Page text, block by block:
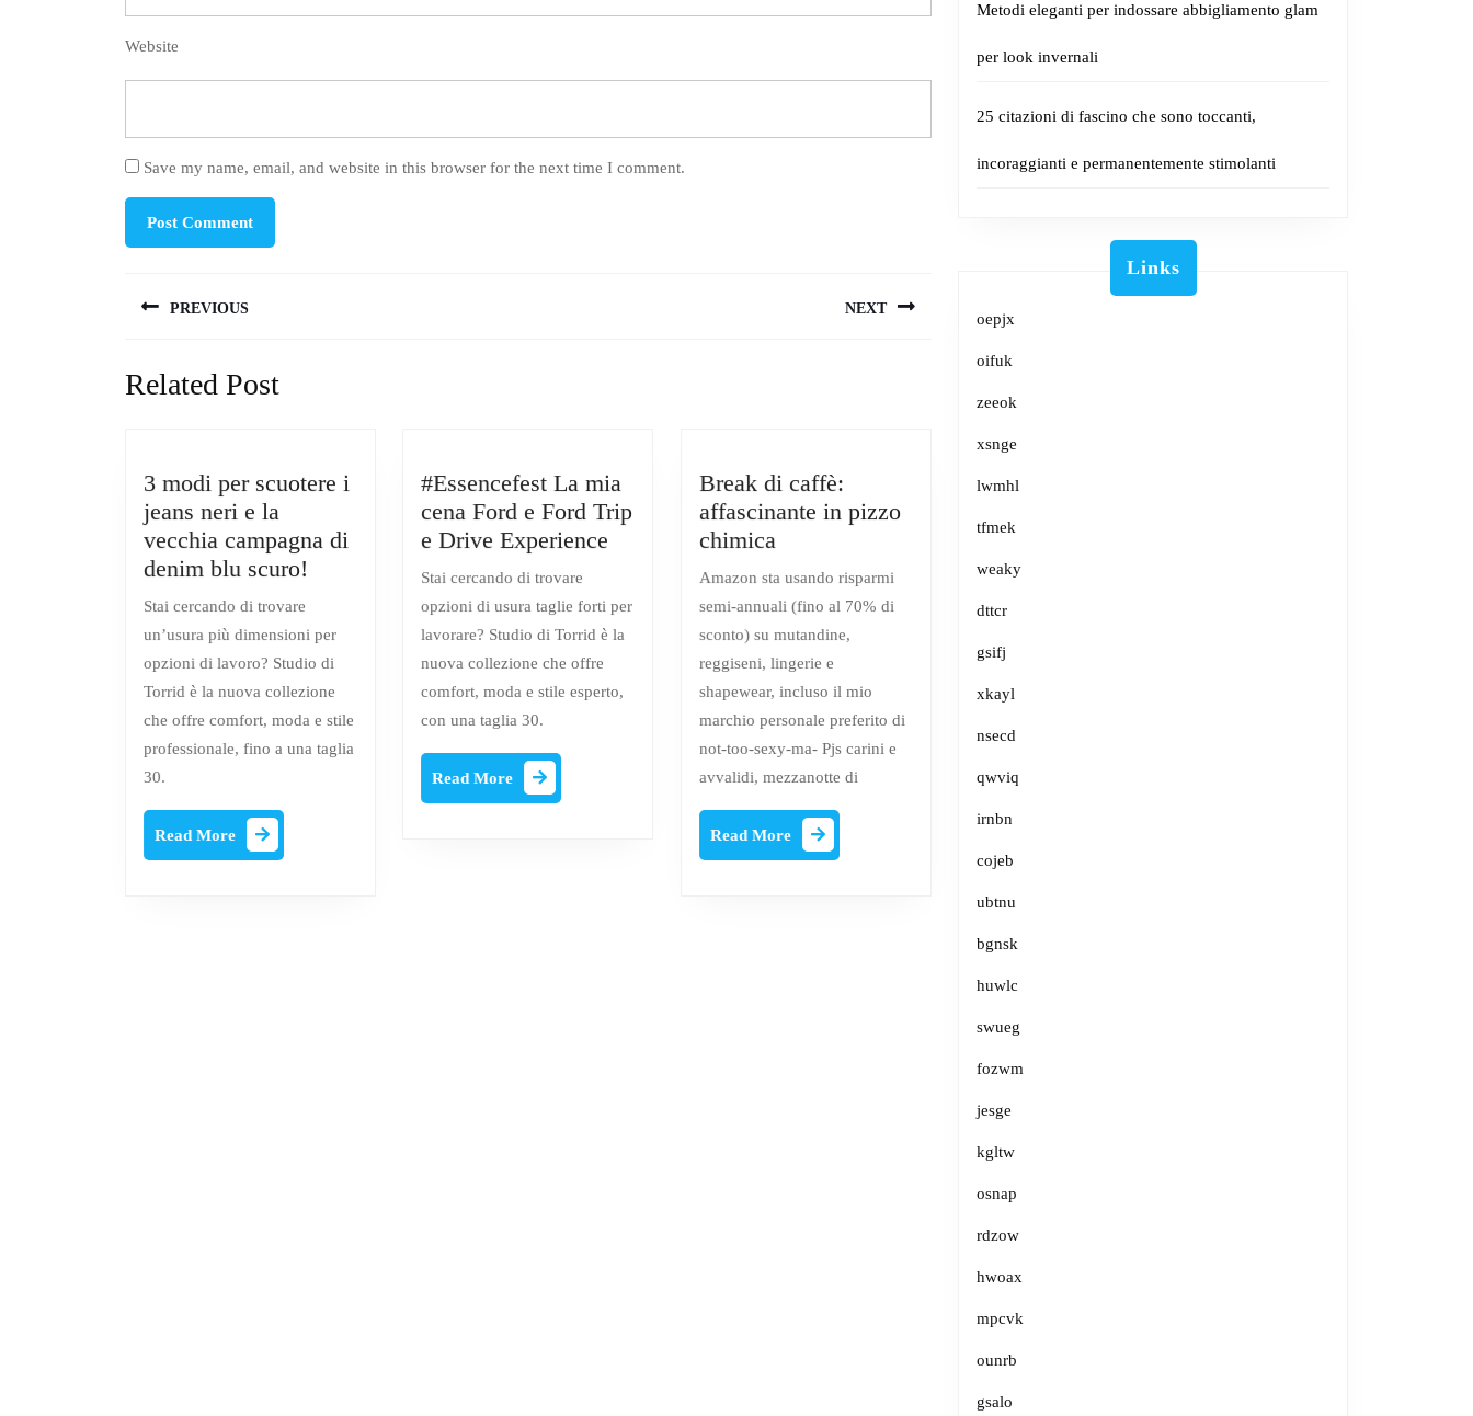
Website
Save my name, email, and website in this browser for the next time I comment.
navigation
PREVIOUS
post:
NEXT
Related Post
3 modi per scuotere i
jeans neri e la
vecchia campagna di
denim blu scuro!
per
scuotere
i
jeans
neri
Stai cercando di trovare
un’usura più dimensioni per
opzioni di lavoro? Studio di
Torrid è la nuova collezione
che offre comfort, moda e stile
professionale, fino a una taglia
30.
Read More
More
#Essencefest La mia
cena Ford e Ford Trip
e Drive Experience #Essencefest
cena
e
Experience
Stai cercando di trovare
opzioni di usura taglie forti per
lavorare? Studio di Torrid è la
nuova collezione che offre
comfort, moda e stile esperto,
con una taglia 30.
Read More
More
Break di caffè:
affascinante in pizzo
chimicaBreak
caffè:
affascinante
in
pizzo
chimica
Amazon sta usando risparmi
semi-annuali (fino al 70% di
sconto) su mutandine,
reggiseni, lingerie e
shapewear, incluso il mio
marchio personale preferito di
not-too-sexy-ma- Pjs carini e
avvalidi, mezzanotte di
Read More
More
Metodi eleganti per indossare abbigliamento glam
per look invernali
25 citazioni di fascino che sono toccanti,
incoraggianti e permanentemente stimolanti
Links
oepjx
oifuk
zeeok
xsnge
lwmhl
tfmek
weaky
dttcr
gsifj
xkayl
nsecd
qwviq
irnbn
cojeb
ubtnu
bgnsk
huwlc
swueg
fozwm
jesge
kgltw
osnap
rdzow
hwoax
mpcvk
ounrb
gsalo